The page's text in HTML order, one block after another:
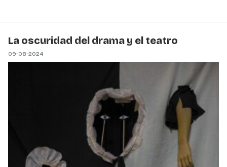
La oscuridad del drama y el teatro
09-08-2024